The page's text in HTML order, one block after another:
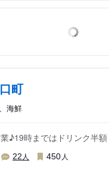
町
海鮮
♪19時まではドリンク半額
22 人 450 人